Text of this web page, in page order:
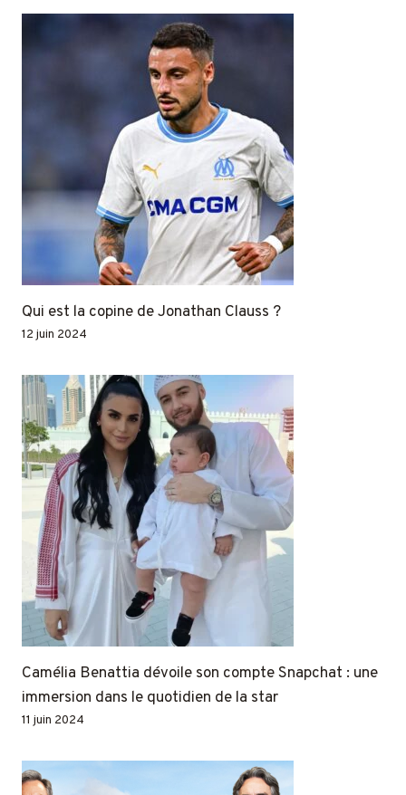
Qui est la copine de Jonathan Clauss ?
12 juin 2024
Camélia Benattia dévoile son compte Snapchat : une
immersion dans le quotidien de la star
11 juin 2024